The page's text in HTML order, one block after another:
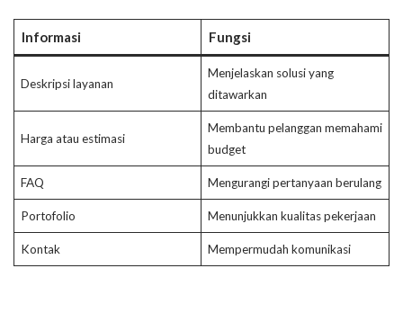
Informasi Fungsi
Deskripsi layanan
Menjelaskan solusi yang
ditawarkan
Harga atau estimasi
Membantu pelanggan memahami
budget
FAQ Mengurangi pertanyaan berulang
Portofolio Menunjukkan kualitas pekerjaan
Kontak Mempermudah komunikasi